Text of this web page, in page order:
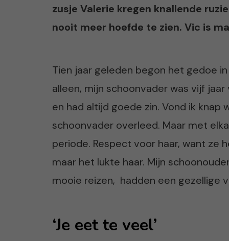
zusje Valerie kregen knallende
nooit meer hoefde te zien. Vic is
Tien jaar geleden begon het gedoe
alleen, mijn schoonvader was vijf
en had altijd goede zin. Vond ik
schoonvader overleed. Maar met
periode. Respect voor haar, want ze
maar het lukte haar. Mijn
mooie reizen, hadden een gezellige
‘Je eet te veel’